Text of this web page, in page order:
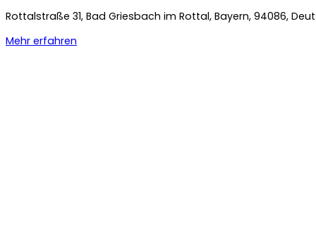
Rottalstraße 31, Bad Griesbach im Rottal, Bayern, 94086,
Mehr erfahren